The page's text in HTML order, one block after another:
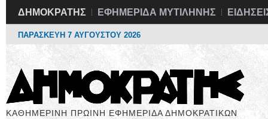
ΔΗΜΟΚΡΑΤΗΣ ΕΦΗΜΕΡΙΔΑ ΜΥΤΙΛΗΝΗΣ
ΠΑΡΑΣΚΕΥΗ 7 ΑΥΓΟΥΣΤΟΥ 2026
ΚΑΘΗΜΕΡΙΝΗ ΠΡΩΙΝΗ ΕΦΗΜΕΡΙΔΑ ΔΗΜΟΚΡΑΤΙΚΩΝ